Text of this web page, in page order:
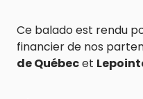
Ce balado est rendu
financier de nos
de Québecet